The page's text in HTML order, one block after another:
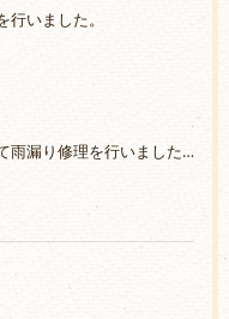
いました。
富山県の飲食店にて雨漏り修理を行いました。